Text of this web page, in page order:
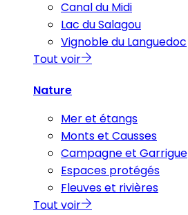
Canal du Midi
Lac du Salagou
Vignoble du Languedoc
Tout voir
Nature
Mer et étangs
Monts et Causses
Campagne et Garrigue
Espaces protégés
Fleuves et rivières
Tout voir